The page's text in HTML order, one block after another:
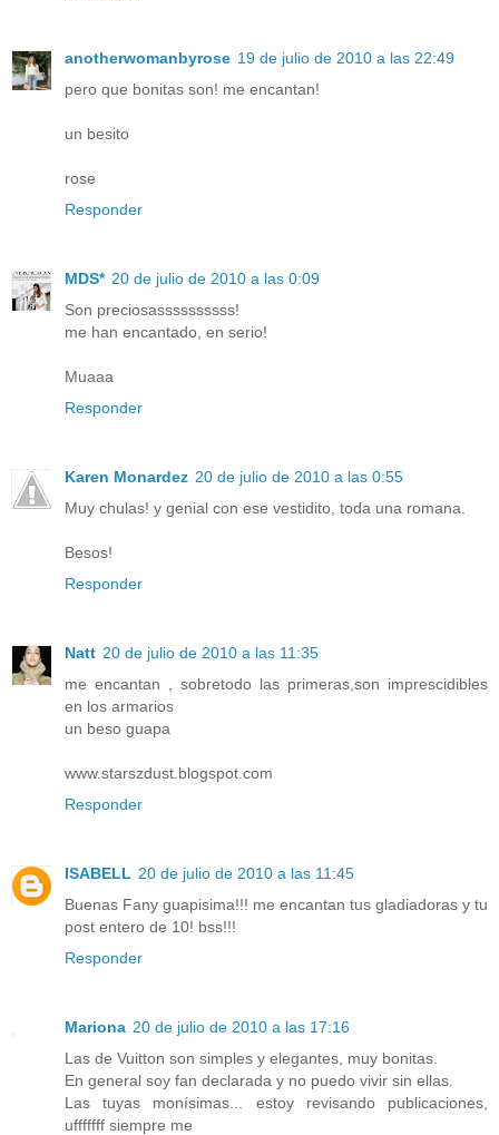
anotherwomanbyrose 19 de julio de 2010 a las 22:49
pero que bonitas son! me encantan!
un besito
rose
Responder
MDS* 20 de julio de 2010 a las 0:09
Son preciosassssssssss!
me han encantado, en serio!
Muaaa
Responder
Karen Monardez 20 de julio de 2010 a las 0:55
Muy chulas! y genial con ese vestidito, toda una romana.
Besos!
Responder
Natt 20 de julio de 2010 a las 11:35
me encantan , sobretodo las primeras,son imprescidibles
en los armarios
un beso guapa
www.starszdust.blogspot.com
Responder
ISABELL 20 de julio de 2010 a las 11:45
Buenas Fany guapisima!!! me encantan tus gladiadoras y tu
post entero de 10! bss!!!
Responder
Mariona 20 de julio de 2010 a las 17:16
Las de Vuitton son simples y elegantes, muy bonitas.
En general soy fan declarada y no puedo vivir sin ellas.
Las tuyas monísimas... estoy revisando publicaciones,
ufffffff siempre me